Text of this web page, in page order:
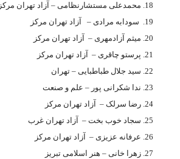
محمدعلی مستشارنظامی – آزاد تهران مرکز
سودابه مرادی – آزاد تهران مرکز
میثم آزادمهری – آزاد تهران مرکز
پرستو چاقری – آزاد تهران مرکز
سيد جلال طباطبایی – تهران
ندا شکرانی پور – علم و صنعت
رضا سرلک – آزاد تهران مرکز
سجاد خوب بخت – آزاد تهران غرب
عرفانه عزیزی – آزاد تهران مرکز
زهرا خانی – هنر اسلامی تبریز